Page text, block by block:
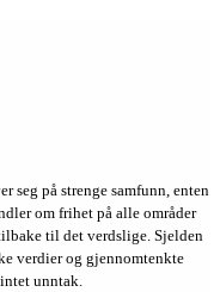
seg på strenge samfunn, enten
om frihet på alle områder
til det verdslige. Sjelden
verdier og gjennomtenkte
unntak.